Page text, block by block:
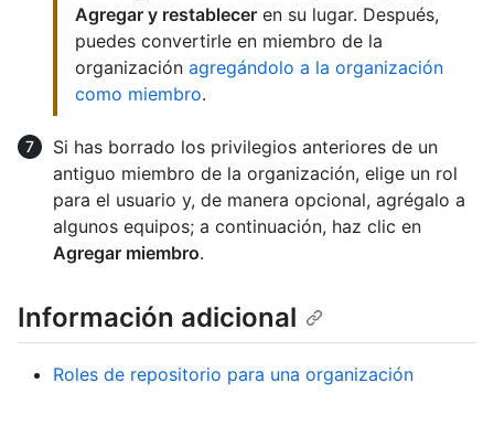
Agregar y restablecer en su lugar. Después,
puedes convertirle en miembro de la
organización agregándolo a la organización
como miembro.
Si has borrado los privilegios anteriores de un
antiguo miembro de la organización, elige un rol
para el usuario y, de manera opcional, agrégalo a
algunos equipos; a continuación, haz clic en
Agregar miembro.
Información adicional
Roles de repositorio para una organización